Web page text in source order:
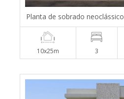
Planta de sobrado neoclássico
10x25m 3